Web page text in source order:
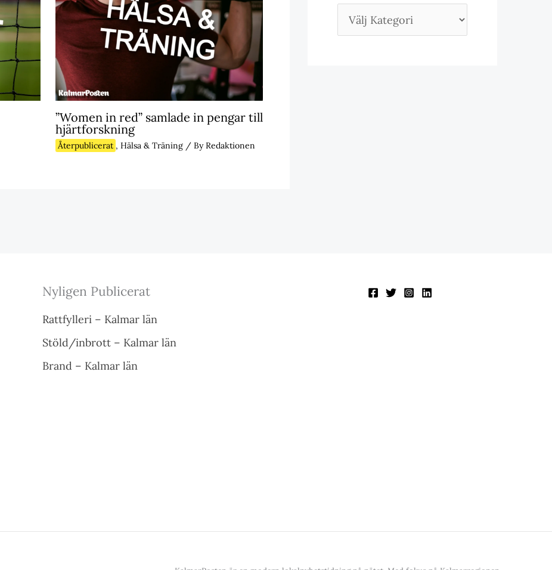
”Women in red” samlade in pengar till
hjärtforskning
Återpublicerat , Hälsa & Träning/ ByRedaktionen
Nyligen Publicerat
Rattfylleri – Kalmar län
Stöld/inbrott – Kalmar län
Brand – Kalmar län